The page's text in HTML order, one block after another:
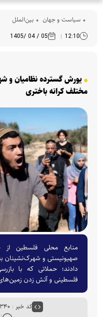
سیاست و جهان بین‌الملل
12:10
05 / 04 /1405
یورش گسترده نظامیان و
مختلف کرانه باختری
منابع محلی فلسطین از
صهیونیستی و شهرک‌نشینان
دادند؛ حملاتی که با
فلسطینی و آتش زدن
کد خبر : ۱۰۶۵۳۴۰